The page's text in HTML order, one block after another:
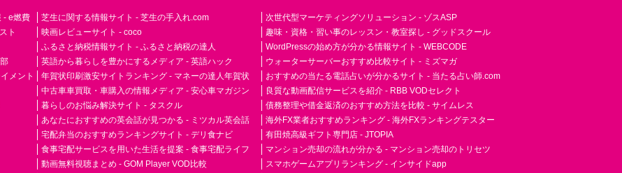
- e燃費
ト
メント
芝生に関する情報サイト - 芝生の手入れ.com
映画レビューサイト - coco
ふるさと納税情報サイト - ふるさと納税の達人
英語から暮らしを豊かにするメディア - 英語ハック
年賀状印刷激安サイトランキング - マネーの達人年賀状
中古車車買取・車購入の情報メディア - 安心車マガジン
暮らしのお悩み解決サイト - タスクル
あなたにおすすめの英会話が見つかる - ミツカル英会話
宅配弁当のおすすめランキングサイト - デリ食ナビ
食事宅配サービスを用いた生活を提案 - 食事宅配ライフ
動画無料視聴まとめ - GOM Player VOD比較
次世代型マーケティングソリューション - ゾスASP
趣味・資格・習い事のレッスン・教室探し - グッドスクール
WordPressの始め方が分かる情報サイト - WEBCODE
ウォーターサーバーおすすめ比較サイト - ミズマガ
おすすめの当たる電話占いが分かるサイト - 当たる占い師.com
良質な動画配信サービスを紹介 - RBB VODセレクト
債務整理や借金返済のおすすめ方法を比較 - サイムレス
海外FX業者おすすめランキング - 海外FXランキングテスター
有田焼高級ギフト専門店 - JTOPIA
マンション売却の流れが分かる - マンション売却のトリセツ
スマホゲームアプリランキング - インサイドapp